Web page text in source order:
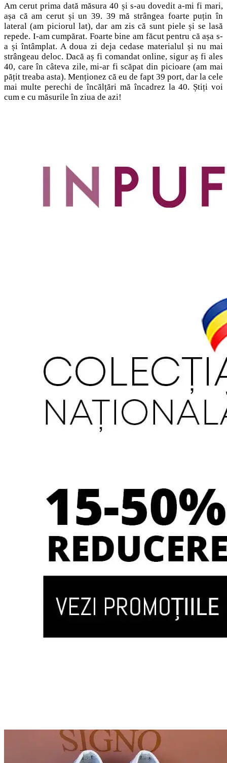
Am cerut prima dată măsura 40 și s-au dovedit a-mi fi mari,
așa că am cerut și un 39. 39 mă strângea foarte puțin în
lateral (am piciorul lat), dar am zis că sunt piele și se lasă
repede. I-am cumpărat. Foarte bine am făcut pentru că așa s-
a și întâmplat. A doua zi deja cedase materialul și nu mai
strângeau deloc. Dacă aș fi comandat online, sigur aș fi ales
40, care în câteva zile, mi-ar fi scăpat din picioare (am mai
pățit treaba asta). Menționez că eu de fapt 39 port, dar la cele
mai multe perechi de încălțări mă încadrez la 40. Știți voi
cum e cu măsurile în ziua de azi!